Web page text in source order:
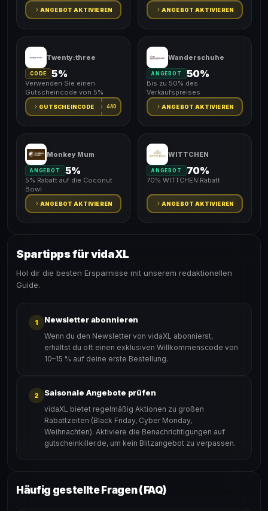
ANGEBOT AKTIVIEREN ANGEBOT AKTIVIEREN
Twenty:three
CODE 5%
Verwenden Sie einen
Gutscheincode von 5%
GUTSCHEINCODE 4AD
Wanderschuhe
ANGEBOT 50%
Bis zu 50% des
Verkaufspreises
ANGEBOT AKTIVIEREN
Monkey Mum
ANGEBOT 5%
5% Rabatt auf die Coconut
Bowl
ANGEBOT AKTIVIEREN
WITTCHEN
ANGEBOT 70%
70% WITTCHEN Rabatt
ANGEBOT AKTIVIEREN
Spartipps für vidaXL
Hol dir die besten Ersparnisse mit unserem redaktionellen
Guide.
1 Newsletter abonnieren
Wenn du den Newsletter von vidaXL abonnierst,
erhältst du oft einen exklusiven Willkommenscode von
10–15 % auf deine erste Bestellung.
2 Saisonale Angebote prüfen
vidaXL bietet regelmäßig Aktionen zu großen
Rabattzeiten (Black Friday, Cyber Monday,
Weihnachten). Aktiviere die Benachrichtigungen auf
gutscheinkiller.de, um kein Blitzangebot zu verpassen.
Häufig gestellte Fragen (FAQ)